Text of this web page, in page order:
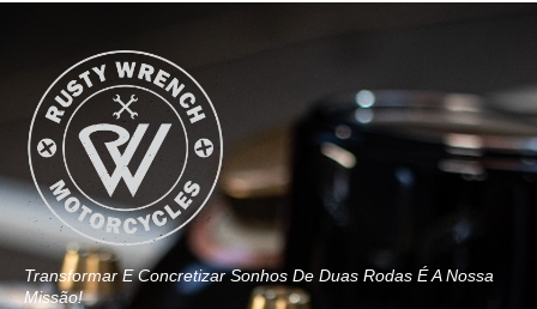
Transformar E Concretizar Sonhos De Duas Rodas É A Nossa
Missão!